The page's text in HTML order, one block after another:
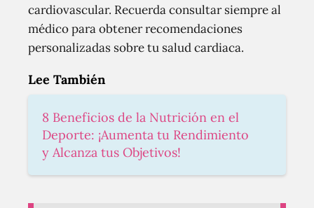
cardiovascular. Recuerda consultar siempre al
médico para obtener recomendaciones
personalizadas sobre tu salud cardiaca.
Lee También
8 Beneficios de la Nutrición en el
Deporte: ¡Aumenta tu Rendimiento
y Alcanza tus Objetivos!